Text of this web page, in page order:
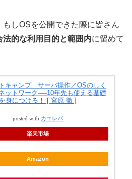
しOSを公開できた際に皆さん
法的な利用目的と範囲内に留めて
キャンプ サーバ操作／OSのしく
ットワーク──10年先も使える基礎
を身につける！ [ 宮原 徹 ]
posted with カエレバ
楽天市場
Amazon